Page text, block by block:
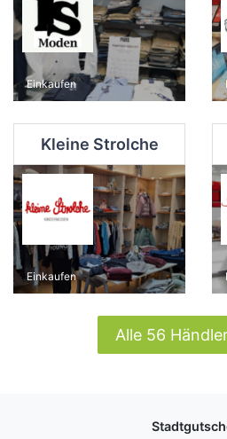
Einkaufen
Kleine Strolche
Einkaufen
Alle 56